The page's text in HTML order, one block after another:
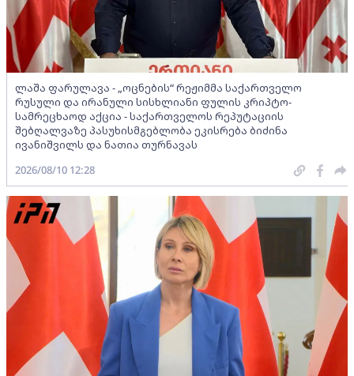
ლაშა ფარულავა - „ოცნების“ რეჟიმმა საქართველო
რუსული და ირანული სისხლიანი ფულის კრიპტო-
სამრეცხაოდ აქცია - საქართველოს რეპუტაციის
შებღალვაზე პასუხისმგებლობა ეკისრება ბიძინა
ივანიშვილს და ნათია თურნავას
2026/08/10 12:28